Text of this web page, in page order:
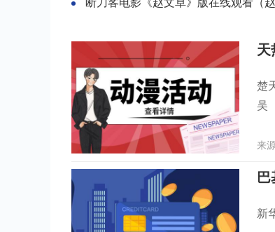
断刀客电影《赵文卓》版在线观看（赵文
天
楚
吴
来
新